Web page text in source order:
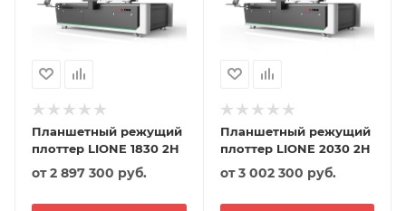
Планшетный режущий
плоттер LIONE 1830 2H
от2 897 300 руб.
Планшетный режущий
плоттер LIONE 2030 2H
от3 002 300 руб.